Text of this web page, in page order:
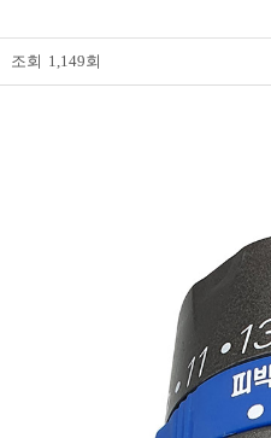
조회 1,149회